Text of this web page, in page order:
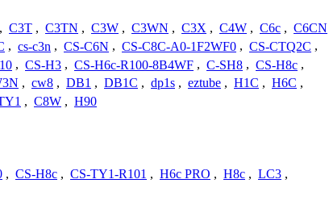
, C3T , C3TN , C3W , C3WN , C3X , C4W , C6c , C6CN
, cs-c3n , CS-C6N , CS-C8C-A0-1F2WF0 , CS-CTQ2C ,
, CS-H3 , CS-H6c-R100-8B4WF , C-SH8 , CS-H8c ,
, cw8 , DB1 , DB1C , dp1s , eztube , H1C , H6C ,
, C8W , H90
, CS-H8c , CS-TY1-R101 , H6c PRO , H8c , LC3 ,